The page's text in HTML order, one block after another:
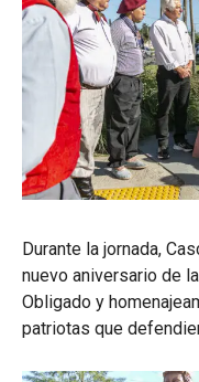
Durante la jornada,
nuevo aniversario de
Obligado y
patriotas que